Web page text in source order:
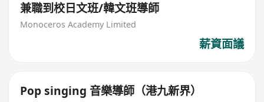
兼職到校日文班/韓文班導師
Monoceros Academy Limited
薪資面議
Pop singing 音樂導師（港九新界）